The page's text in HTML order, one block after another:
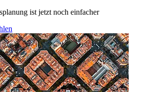
ist jetzt noch einfacher